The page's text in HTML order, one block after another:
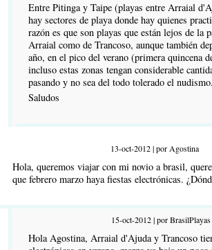
Entre Pitinga y Taipe (playas entre Arraial
hay sectores de playa donde hay quienes
razón es que son playas que están lejos de la
Arraial como de Trancoso, aunque también
año, en el pico del verano (primera quincena
incluso estas zonas tengan considerable
pasando y no sea del todo tolerado el nudismo.
Saludos
13-oct-2012 | por Agostina
Hola, queremos viajar con mi novio a brasil,
que febrero marzo haya fiestas electrónicas.
15-oct-2012 | por BrasilPlayas
Hola Agostina, Arraial d'Ajuda y Trancoso